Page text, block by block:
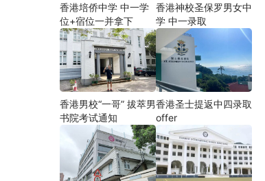
香港培侨中学 中一学
位+宿位一并拿下
香港神校圣保罗男女中
学 中一录取
香港男校“一哥” 拔萃男
书院考试通知
香港圣士提返中四录取
offer